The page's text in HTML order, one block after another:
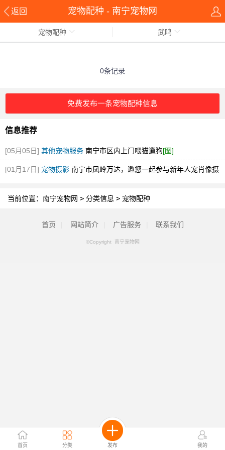
返回 宠物配种 - 南宁宠物网
首页 分类 发布 我的
宠物配种 武鸣
0条记录
免费发布一条宠物配种信息
信息推荐
[05月05日] 其他宠物服务 南宁市区内上门喂猫遛狗[图]
[01月17日] 宠物摄影 南宁市凤岭万达，邀您一起参与新年人宠肖像摄
当前位置： 南宁宠物网 > 分类信息 > 宠物配种
首页 网站简介 广告服务 联系我们
©Copyright 南宁宠物网